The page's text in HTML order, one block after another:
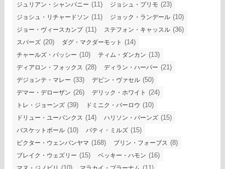
ジュリアン・シャンパニー (11) ジョシュ・プリモ (23)
ジョシュ・リチャードソン (11) ジョック・ランデール (10)
ジョー・ヴィースカンプ(11) ステフォン・キャッスル (36)
スパーズ (20) ダグ・マクダーモット (14)
チャールズ・バッシー (10) ティム・ダンカン (13)
ディアロン・フォックス (28) ディラン・ハーパー (21)
デジョンテ・マレー (33) デビン・ヴァセル (50)
デマー・デローザン (26) デリック・ホワイト (24)
トレ・ジョーンズ (39) ドミニク・バーロウ (10)
ドリュー・ユーバンクス (14) ハリソン・バーンズ (15)
バスケットボール (10) パティ・ミルズ (15)
ビクター・ウェンバンヤマ (168) ブリン・フォーブス (8)
ブレイク・ウェズリー (15) ベッキー・ハモン (16)